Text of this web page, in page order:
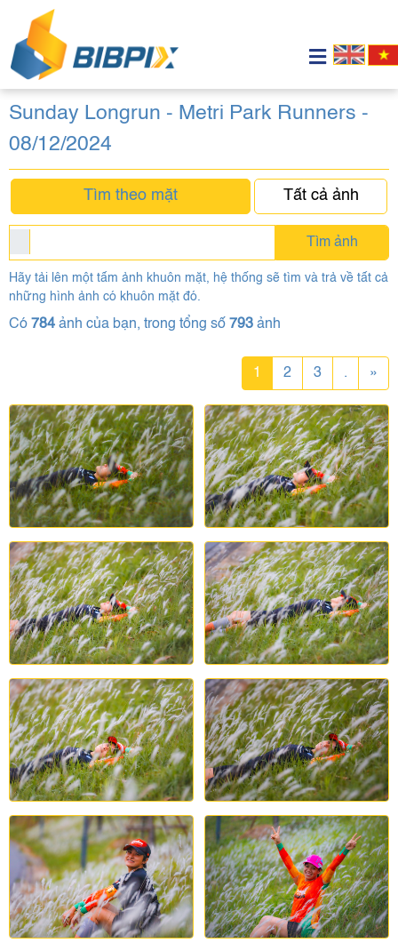
Sunday Longrun - Metri Park Runners -
08/12/2024
Tìm theo mặt Tất cả ảnh
Tìm ảnh
Hãy tải lên một tấm ảnh khuôn mặt, hệ thống sẽ tìm và trả về tất cả
những hình ảnh có khuôn mặt đó.
Có 784 ảnh của bạn, trong tổng số 793 ảnh
1 2 3 . »